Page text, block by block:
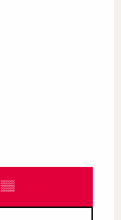
▒▒